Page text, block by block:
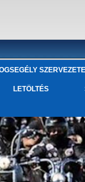
LETÖLTÉS